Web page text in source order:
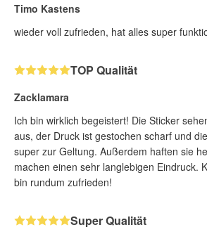
Timo Kastens
wieder voll zufrieden, hat alles super
TOP Qualität
Zacklamara
Ich bin wirklich begeistert! Die Sticker
aus, der Druck ist gestochen scharf und
super zur Geltung. Außerdem haften sie
machen einen sehr langlebigen Eindruck.
bin rundum zufrieden!
Super Qualität